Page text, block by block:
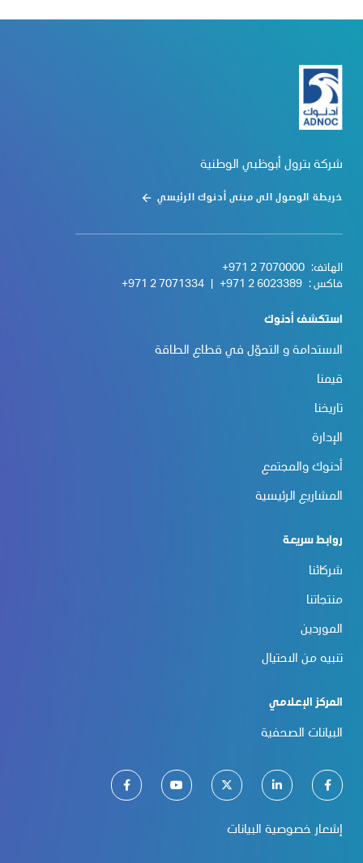
شركة بترول أبوظبي الوطنية
خريطة الوصول الى مبنى أدنوك الرئيسي
الهاتف: +971 2 7070000
فاكس : +971 2 6023389
+971 2 7071334
استكشف أدنوك
الاستدامة و التحوّل في قطاع الطاقة
قيمنا
تاريخنا
الإدارة
أدنوك والمجتمع
المشاريع الرئيسية
روابط سريعة
شركائنا
منتجاتنا
الموردين
تنبيه من الاحتيال
المركز الإعلامي
البيانات الصحفية
إشعار خصوصية البيانات